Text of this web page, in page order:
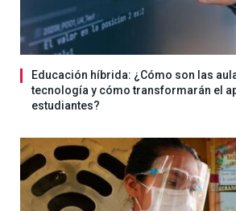
Educación híbrida: ¿Cómo son las
tecnología y cómo transformarán el
estudiantes?